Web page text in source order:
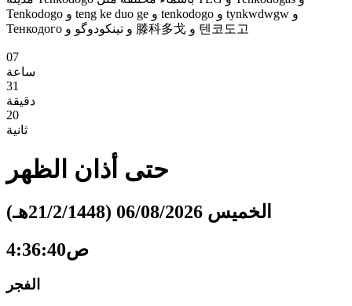
Tenkodogo و teng ke duo ge و tenkodogo و tynkwdwgw و
Тенкодого و تینکودوگو و 滕科多戈 و 텐코도고
07
ساعة
31
دقيقة
19
ثانية
حتى أذان الظهر
الخميس 06/08/2026 (21/2/1448هـ)
4:36:41ص
الفجر